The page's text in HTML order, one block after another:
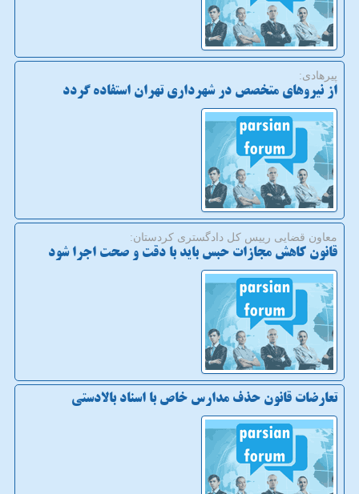
پیرهادی:
از نیروهای متخصص در شهرداری تهران استفاده گردد
معاون قضایی رییس كل دادگستری كردستان:
قانون كاهش مجازات حبس باید با دقت و صحت اجرا شود
تعارضات قانون حذف مدارس خاص با اسناد بالادستی